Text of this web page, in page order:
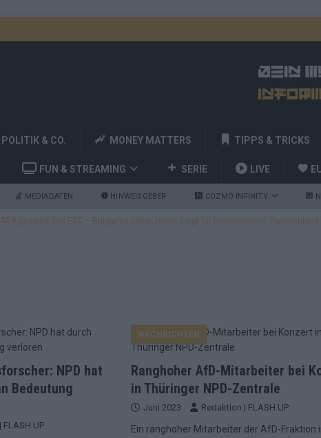
POLITIK & CO. MONEY MATTERS TIPPS & TRICKS
FUN & STREAMING SERIE LIVE
MEDIADATEN HINWEISGEBER COZMO INFINITY
gewinnt den ESC – Bulgarien jubelt, Israel sorgt für Diskussionen, Deutschland
Finale morgen: Finnland Favorit, Australien aufgestiegen – alle 25 Acts im
Points“ – wie eine Zahl zur Ikone wurde: 70 Jahre ESC-Wertungsgeschichte!
ESC-Finale ist komplett – 26 Länder wollen den Sieg in Wien EUROVISION
NPD hat
Bedeutung
FLASH UP
NACHRICHTEN
Ranghoher AfD-Mitarbeiter bei
in Thüringer NPD-Zentrale
Juni 2023 Redaktion | FLASH UP
Ein ranghoher Mitarbeiter der AfD-Fraktion